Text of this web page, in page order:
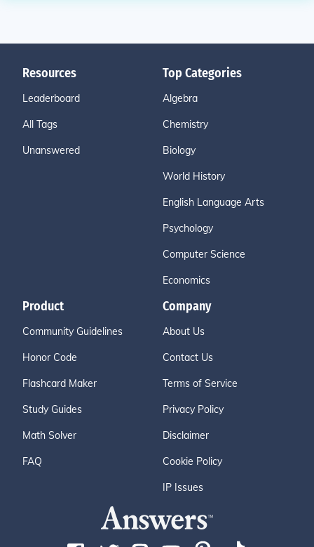
Resources
Leaderboard
All Tags
Unanswered
Top Categories
Algebra
Chemistry
Biology
World History
English Language Arts
Psychology
Computer Science
Economics
Product
Community Guidelines
Honor Code
Flashcard Maker
Study Guides
Math Solver
FAQ
Company
About Us
Contact Us
Terms of Service
Privacy Policy
Disclaimer
Cookie Policy
IP Issues